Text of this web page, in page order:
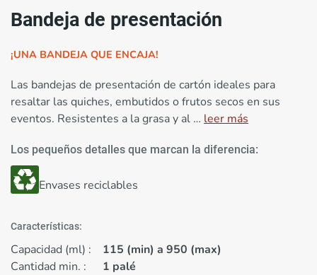
Bandeja de presentación
¡UNA BANDEJA QUE ENCAJA!
Las bandejas de presentación de cartón ideales para
resaltar las quiches, embutidos o frutos secos en sus
eventos. Resistentes a la grasa y al … leer más
Los pequeños detalles que marcan la diferencia:
Envases reciclables
Características:
Capacidad (ml) :
115 (min) a 950 (max)
Cantidad min. :
1 palé